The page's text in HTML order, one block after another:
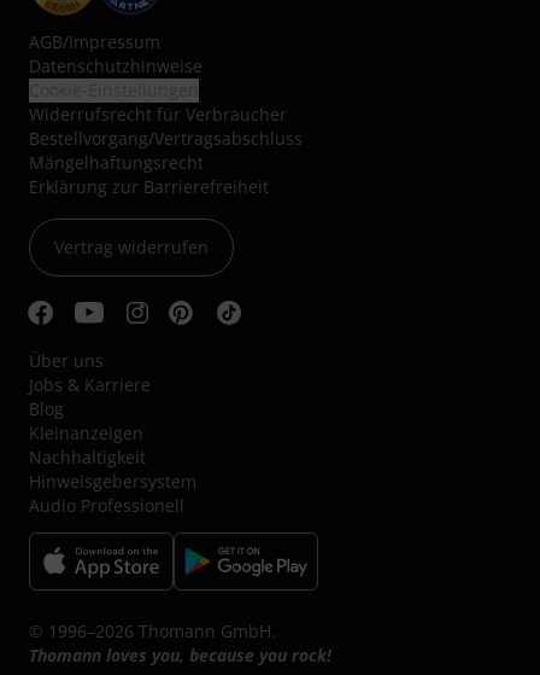
AGB/Impressum
Datenschutzhinweise
Widerrufsrecht für Verbraucher
Bestellvorgang/Vertragsabschluss
Mängelhaftungsrecht
Erklärung zur Barrierefreiheit
Vertrag widerrufen
Über uns
Jobs & Karriere
Blog
Kleinanzeigen
Nachhaltigkeit
Hinweisgebersystem
Audio Professionell
© 1996–2026 Thomann GmbH.
Thomann loves you, because you rock!